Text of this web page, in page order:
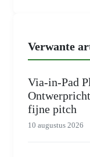
Verwante
Via-in-Pad
fijne pitch
10 augustus 2026